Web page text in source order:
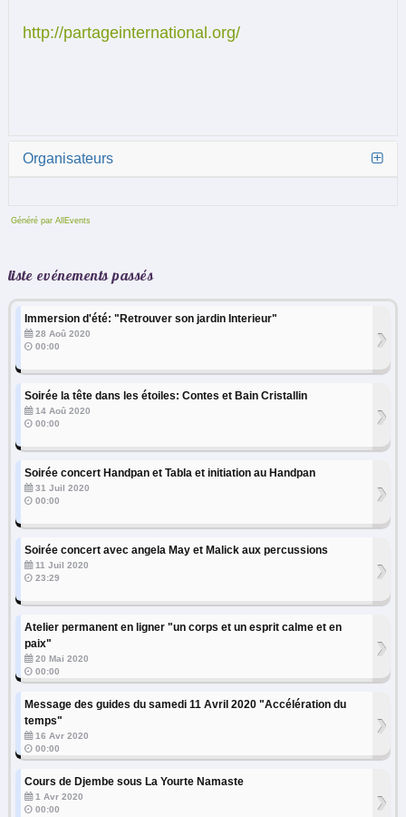
http://partageinternational.org/
Organisateurs
Généré par AllEvents
liste evénements passés
Immersion d'été: "Retrouver son jardin Interieur"
28 Aoû 2020
00:00
›
Soirée la tête dans les étoiles: Contes et Bain Cristallin
14 Aoû 2020
00:00
›
Soirée concert Handpan et Tabla et initiation au Handpan
31 Juil 2020
00:00
›
Soirée concert avec angela May et Malick aux percussions
11 Juil 2020
23:29
›
Atelier permanent en ligner "un corps et un esprit calme et en
paix"
20 Mai 2020
00:00
›
Message des guides du samedi 11 Avril 2020 "Accélération du
temps"
16 Avr 2020
00:00
›
Cours de Djembe sous La Yourte Namaste
1 Avr 2020
00:00
›